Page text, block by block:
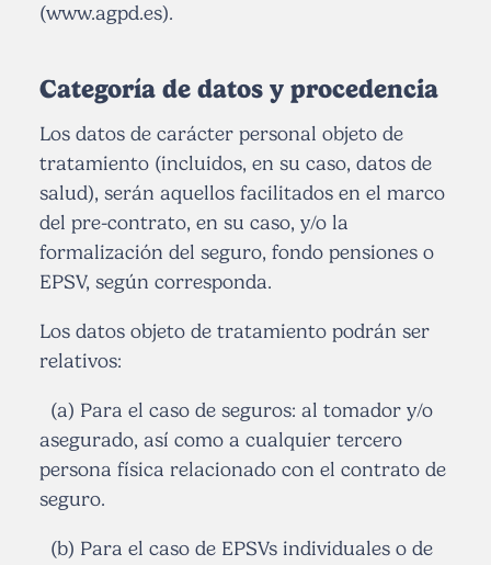
(www.agpd.es).
Categoría de datos y procedencia
Los datos de carácter personal objeto de
tratamiento (incluidos, en su caso, datos de
salud), serán aquellos facilitados en el marco
del pre-contrato, en su caso, y/o la
formalización del seguro, fondo pensiones o
EPSV, según corresponda.
Los datos objeto de tratamiento podrán ser
relativos:
(a) Para el caso de seguros: al tomador y/o
asegurado, así como a cualquier tercero
persona física relacionado con el contrato de
seguro.
(b) Para el caso de EPSVs individuales o de